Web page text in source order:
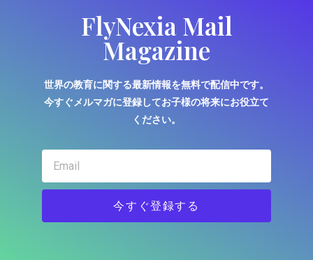
FlyNexia Mail
Magazine
世界の教育に関する最新情報を無料で配信中です。
今すぐメルマガに登録してお子様の将来にお役立て
ください。
今すぐ登録する